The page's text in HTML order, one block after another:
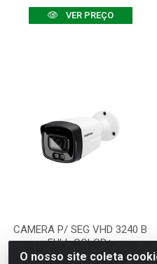
VER PREÇO
CAMERA P/ SEG VHD 3240 B
FULL COLOR+
O nosso site coleta